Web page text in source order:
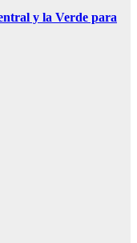
y la Verde para